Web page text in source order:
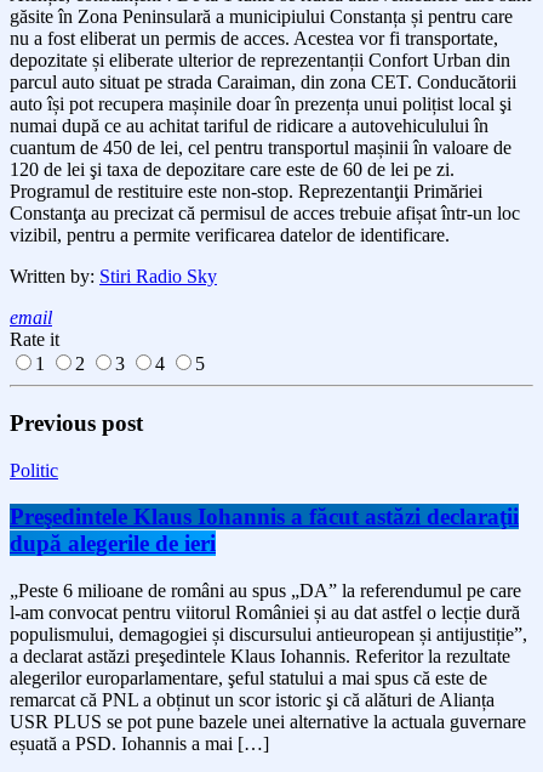
găsite în Zona Peninsulară a municipiului Constanța și pentru care
nu a fost eliberat un permis de acces. Acestea vor fi transportate,
depozitate și eliberate ulterior de reprezentanții Confort Urban din
parcul auto situat pe strada Caraiman, din zona CET. Conducătorii
auto își pot recupera mașinile doar în prezența unui polițist local şi
numai după ce au achitat tariful de ridicare a autovehiculului în
cuantum de 450 de lei, cel pentru transportul mașinii în valoare de
120 de lei şi taxa de depozitare care este de 60 de lei pe zi.
Programul de restituire este non-stop. Reprezentanţii Primăriei
Constanţa au precizat că permisul de acces trebuie afișat într-un loc
vizibil, pentru a permite verificarea datelor de identificare.
Written by: Stiri Radio Sky
email
Rate it
1
2 3 4 5
Previous post
Politic
Preşedintele Klaus Iohannis a făcut astăzi declaraţii
după alegerile de ieri
„Peste 6 milioane de români au spus „DA” la referendumul pe care
l-am convocat pentru viitorul României și au dat astfel o lecție dură
populismului, demagogiei și discursului antieuropean și antijustiție”,
a declarat astăzi preşedintele Klaus Iohannis. Referitor la rezultate
alegerilor europarlamentare, şeful statului a mai spus că este de
remarcat că PNL a obținut un scor istoric şi că alături de Alianța
USR PLUS se pot pune bazele unei alternative la actuala guvernare
eșuată a PSD. Iohannis a mai […]